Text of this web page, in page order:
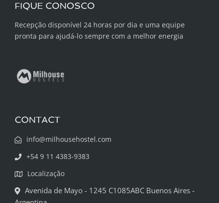
FIQUE CONOSCO
Recepção disponível 24 horas por dia e uma equipe
pronta para ajudá-lo sempre com a melhor energia
CONTACT
info@milhousehostel.com
+54 9 11 4383-9383
Localização
Avenida de Mayo - 1245 C1085ABC Buenos Aires -